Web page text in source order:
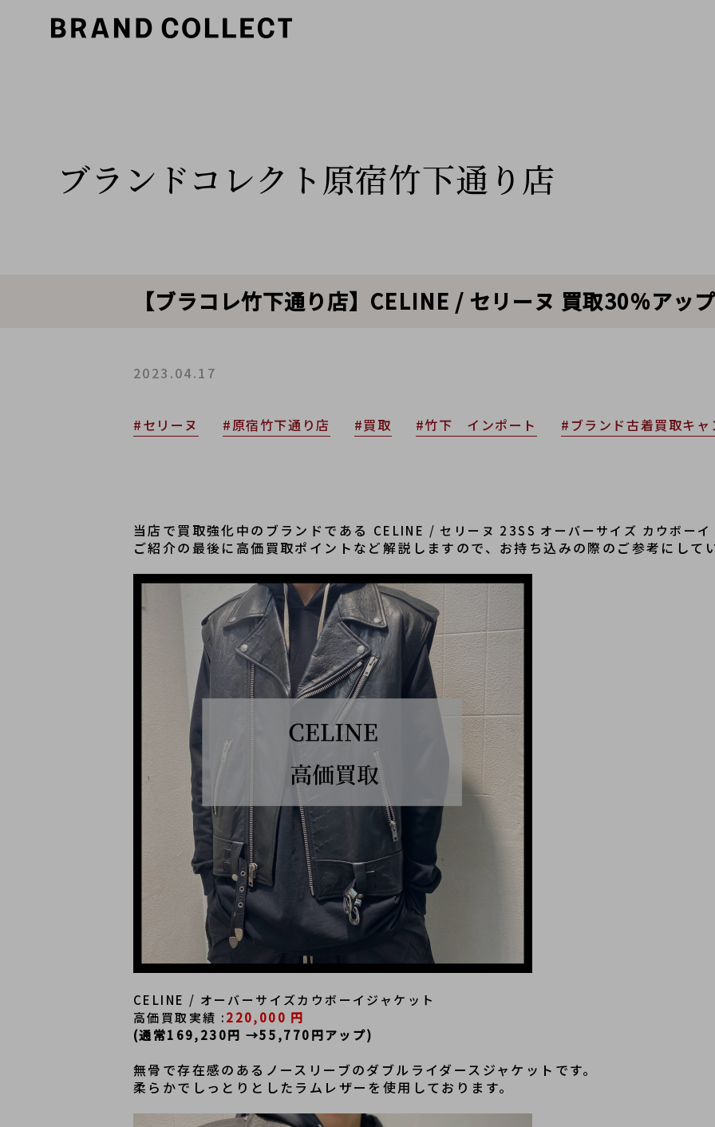
ブランドコレクト原宿竹下通り店
【ブラコレ竹下通り店】CELINE / セリーヌ 買取30％アッ
2023.04.17
#セリーヌ #原宿竹下通り店 #買取 #竹下 インポート #ブランド古着買取キャ
当店で買取強化中のブランドである CELINE / セリーヌ 23SS オーバーサイズ カウボー
ご紹介の最後に高価買取ポイントなど解説しますので、お持ち込みの際のご参考にして
CELINE / オーバーサイズカウボーイジャケット
高価買取実績 :220,000 円
(通常169,230円 →55,770円アップ)
無骨で存在感のあるノースリーブのダブルライダースジャケットです。
柔らかでしっとりとしたラムレザーを使用しております。